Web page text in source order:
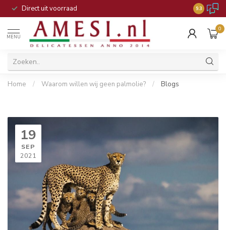
Direct uit voorraad 9.3
MENU
0
Home / Waarom willen wij geen palmolie? / Blogs
19
SEP
2021